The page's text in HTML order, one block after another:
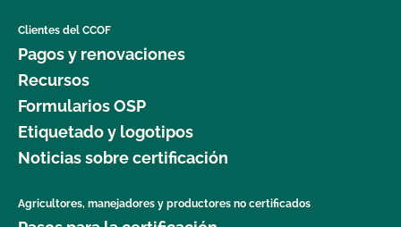
Clientes del CCOF
Pagos y renovaciones
Recursos
Formularios OSP
Etiquetado y logotipos
Noticias sobre certificación
Agricultores, manejadores y productores no certificados